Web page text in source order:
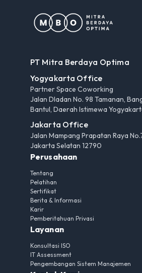
PT Mitra Berdaya Optima
Yogyakarta Office
Partner Space Coworking
Jalan Dladan No. 98 Tamanan,
Bantul, Daerah Istimewa
Jakarta Office
Jalan Mampang Prapatan Raya
Jakarta Selatan 12790
Perusahaan
Tentang
Pelatihan
Sertifikat
Berita & Informasi
Karir
Pemberitahuan Privasi
Layanan
Konsultasi ISO
IT Assessment
Pengembangan Sistem Manajemen